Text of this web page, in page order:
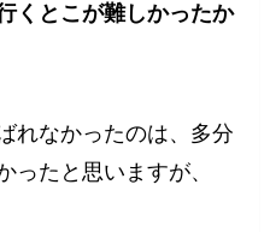
くとこが難しかったか
れなかったのは、多分
ったと思いますが、